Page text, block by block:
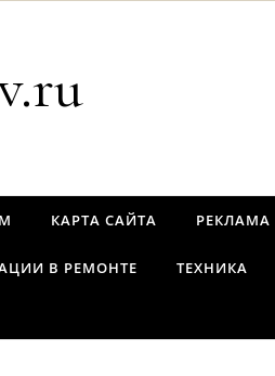
КАРТА САЙТА РЕКЛАМА
В РЕМОНТЕ ТЕХНИКА